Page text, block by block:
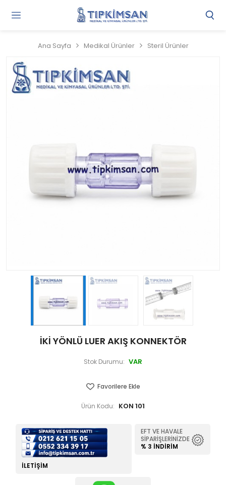
Ana Sayfa Medikal Ürünler Steril Ürünler
İKİ YÖNLÜ LUER AKIŞ KONNEKTÖR
Stok Durumu: VAR
Favorilere Ekle
Ürün Kodu: KON 101
İLETIŞIM
EFT VE HAVALE
SIPARIŞLERINIZDE
% 3 İNDIRIM